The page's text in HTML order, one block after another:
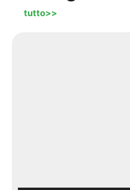
tutto>>